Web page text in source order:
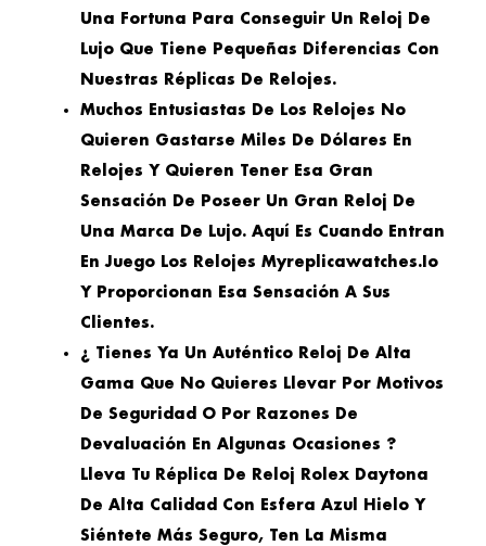
Una Fortuna Para Conseguir Un Reloj De
Lujo Que Tiene Pequeñas Diferencias Con
Nuestras Réplicas De Relojes.
Muchos Entusiastas De Los Relojes No
Quieren Gastarse Miles De Dólares En
Relojes Y Quieren Tener Esa Gran
Sensación De Poseer Un Gran Reloj De
Una Marca De Lujo. Aquí Es Cuando Entran
En Juego Los Relojes Myreplicawatches.io
Y Proporcionan Esa Sensación A Sus
Clientes.
¿ Tienes Ya Un Auténtico Reloj De Alta
Gama Que No Quieres Llevar Por Motivos
De Seguridad O Por Razones De
Devaluación En Algunas Ocasiones ?
Lleva Tu Réplica De Reloj Rolex Daytona
De Alta Calidad Con Esfera Azul Hielo Y
Siéntete Más Seguro, Ten La Misma